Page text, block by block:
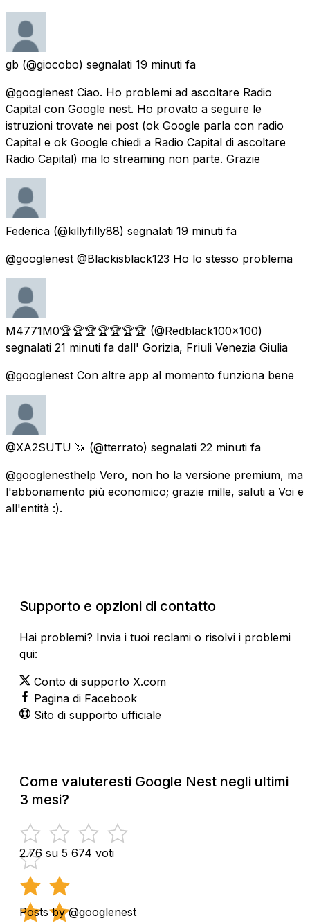
gb (@giocobo) segnalati 19 minuti fa
@googlenest Ciao. Ho problemi ad ascoltare Radio
Capital con Google nest. Ho provato a seguire le
istruzioni trovate nei post (ok Google parla con radio
Capital e ok Google chiedi a Radio Capital di ascoltare
Radio Capital) ma lo streaming non parte. Grazie
Federica (@killyfilly88) segnalati 19 minuti fa
@googlenest @Blackisblack123 Ho lo stesso problema
M4771M0🏆🏆🏆🏆🏆🏆🏆 (@Redblack100x100)
segnalati 21 minuti fa dall' Gorizia, Friuli Venezia Giulia
@googlenest Con altre app al momento funziona bene
@XA2SUTU 🦄 (@tterrato) segnalati 22 minuti fa
@googlenesthelp Vero, non ho la versione premium, ma
l'abbonamento più economico; grazie mille, saluti a Voi e
all'entità :).
Supporto e opzioni di contatto
Hai problemi? Invia i tuoi reclami o risolvi i problemi
qui:
Conto di supporto X.com
Pagina di Facebook
Sito di supporto ufficiale
Come valuteresti Google Nest negli ultimi
3 mesi?
2.76 su 5 674 voti
Posts by @googlenest